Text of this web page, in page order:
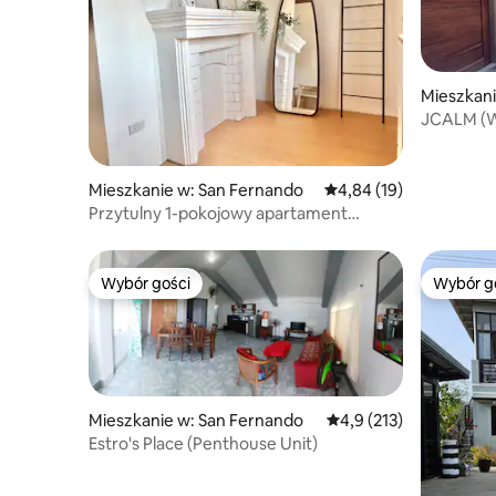
Mieszkanie w: San Fernando Średnia ocena: 4,84
4,84 (19)
Przytulny 1-pokojowy apartament
plaży
JCALM
Wybór gości
Wybór gości
Mieszkanie w: San Fernando Średnia ocena: 4,9 na
4,9 (213)
Estro's Place (Penthouse Unit)
Wybór
Wybór